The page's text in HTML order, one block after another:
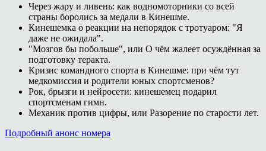
Через жару и ливень: как водномоторники со всей
страны боролись за медали в Кинешме.
Кинешемка о реакции на непорядок с тротуаром: "Я
даже не ожидала".
"Мозгов бы побольше", или О чём жалеет осуждённая за
подготовку теракта.
Кризис командного спорта в Кинешме: при чём тут
медкомиссия и родители юных спортсменов?
Рок, брызги и нейросети: кинешемец подарил
спортсменам гимн.
Механик против цифры, или Разорение по старости лет.
Подробный анонс номера